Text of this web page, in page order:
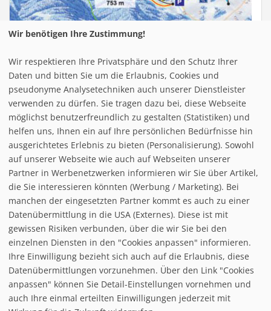
Infrastuktur Oberwarmensteinach
Loipe/Langlauf:
Snow tubing:
Eislaufen:
Rodelbahn:
Nachtrodeln:
Hallenbad:
follow us on facebook
Home
Datenschutzerklärung
Wir benötigen Ihre Zustimmung!
Wir respektieren Ihre Privatsphäre und den Schutz Ihrer
Daten und bitten Sie um die Erlaubnis, Cookies und
pseudonyme Analysetechniken auch unserer Dienstleister
verwenden zu dürfen. Sie tragen dazu bei, diese Webseite
möglichst benutzerfreundlich zu gestalten (Statistiken) und
helfen uns, Ihnen ein auf Ihre persönlichen Bedürfnisse hin
ausgerichtetes Erlebnis zu bieten (Personalisierung). Sowohl
auf unserer Webseite wie auch auf Webseiten unserer
Partner in Werbenetzwerken informieren wir Sie über Artikel,
die Sie interessieren könnten (Werbung / Marketing). Bei
manchen der eingesetzten Partner kommt es auch zu einer
Datenübermittlung in die USA (Externes). Diese ist mit
gewissen Risiken verbunden, über die wir Sie bei den
einzelnen Diensten in den "Cookies anpassen" informieren.
Ihre Einwilligung bezieht sich auch auf die Erlaubnis, diese
Datenübermittlungen vorzunehmen. Über den Link "Cookies
anpassen" können Sie Detail-Einstellungen vornehmen und
auch Ihre einmal erteilten Einwilligungen jederzeit mit